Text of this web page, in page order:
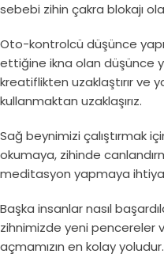
sebebi zihin çakra blokajı
Oto-kontrolcü düşünce
ettiğine ikna olan düşünce
kreatiflikten uzaklaştırır ve
kullanmaktan uzaklaşırız.
Sağ beynimizi çalıştırmak
okumaya, zihinde
meditasyon yapmaya
Başka insanlar nasıl
zihnimizde yeni pencereler
açmamızın en kolay yoludur.